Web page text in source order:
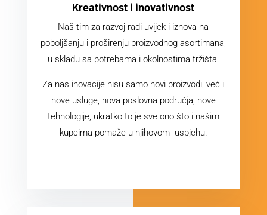
Kreativnost i inovativnost
Naš tim za razvoj radi uvijek i iznova na
poboljšanju i proširenju proizvodnog asortimana,
u skladu sa potrebama i okolnostima tržišta.
Za nas inovacije nisu samo novi proizvodi, već i
nove usluge, nova poslovna područja, nove
tehnologije, ukratko to je sve ono što i našim
kupcima pomaže u njihovom uspjehu.